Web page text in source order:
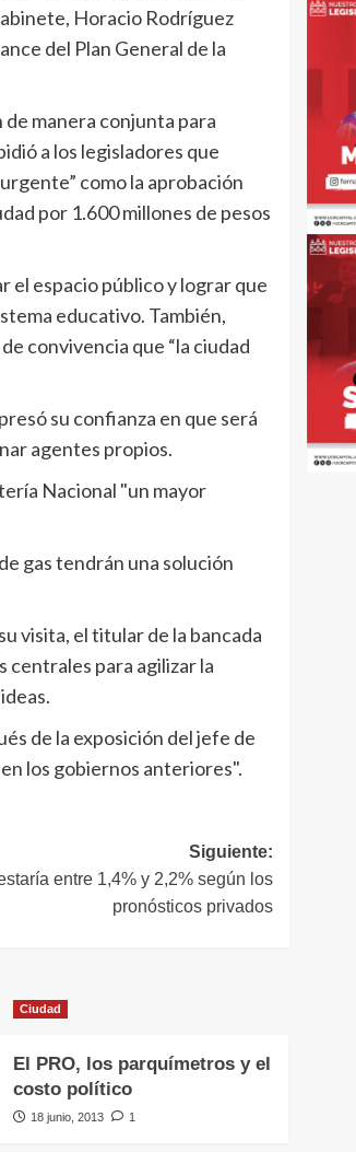
Horacio Rodríguez
del Plan General de la
manera conjunta para
a los legisladores que
como la aprobación
por 1.600 millones de pesos
el espacio público y lograr que
educativo. También,
convivencia que “la ciudad
su confianza en que será
agentes propios.
Nacional "un mayor
gas tendrán una solución
visita, el titular de la bancada
centrales para agilizar la
de la exposición del jefe de
los gobiernos anteriores".
Siguiente:
entre 1,4% y 2,2% según los
pronósticos privados
Ciudad
El PRO, los parquímetros y el
costo político
18 junio, 2013 1